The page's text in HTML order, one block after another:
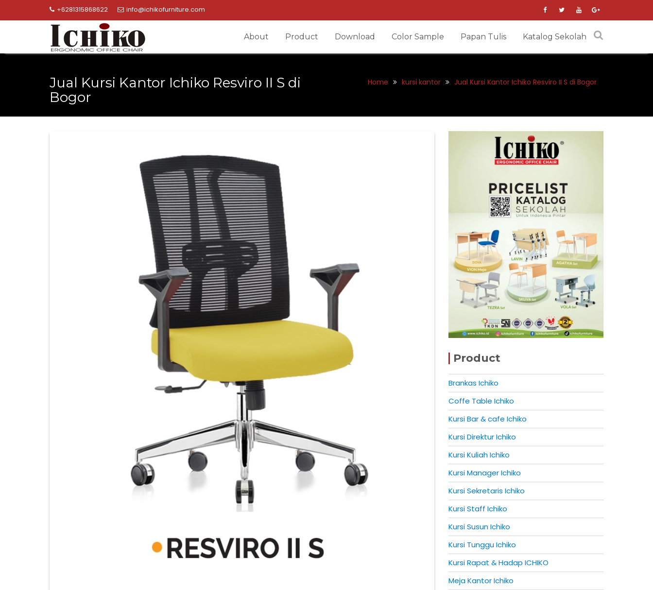
+6281315868622 info@ichikofurniture.com
About Product Download Color Sample Papan Tulis Katalog Sekolah
Jual Kursi Kantor Ichiko Resviro II S di
Bogor
Home kursi kantor Jual Kursi Kantor Ichiko Resviro II S di Bogor
Product
Brankas Ichiko
Coffe Table Ichiko
Kursi Bar & cafe Ichiko
Kursi Direktur Ichiko
Kursi Kuliah Ichiko
Kursi Manager Ichiko
Kursi Sekretaris Ichiko
Kursi Staff Ichiko
Kursi Susun Ichiko
Kursi Tunggu Ichiko
Kursi Rapat & Hadap ICHIKO
Meja Kantor Ichiko